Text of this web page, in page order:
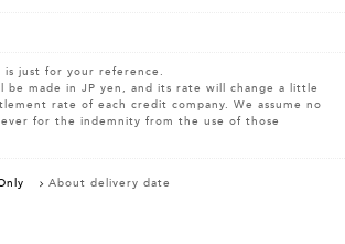
is just for your reference.
be made in JP yen, and its rate will change a little
rate of each credit company. We assume no
for the indemnity from the use of those
About delivery date